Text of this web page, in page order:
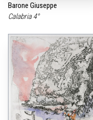
Barone Giuseppe
Calabria 4°